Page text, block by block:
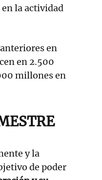
la actividad
en
en 2.500
millones en
y la
de poder